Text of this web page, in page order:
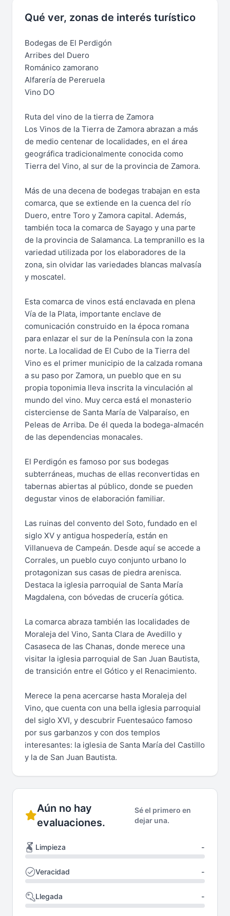
Qué ver, zonas de interés turístico
Bodegas de El Perdigón
Arribes del Duero
Románico zamorano
Alfarería de Pereruela
Vino DO
Ruta del vino de la tierra de Zamora
Los Vinos de la Tierra de Zamora abrazan a más
de medio centenar de localidades, en el área
geográfica tradicionalmente conocida como
Tierra del Vino, al sur de la provincia de Zamora.
Más de una decena de bodegas trabajan en esta
comarca, que se extiende en la cuenca del río
Duero, entre Toro y Zamora capital. Además,
también toca la comarca de Sayago y una parte
de la provincia de Salamanca. La tempranillo es la
variedad utilizada por los elaboradores de la
zona, sin olvidar las variedades blancas malvasía
y moscatel.
Esta comarca de vinos está enclavada en plena
Vía de la Plata, importante enclave de
comunicación construido en la época romana
para enlazar el sur de la Península con la zona
norte. La localidad de El Cubo de la Tierra del
Vino es el primer municipio de la calzada romana
a su paso por Zamora, un pueblo que en su
propia toponimia lleva inscrita la vinculación al
mundo del vino. Muy cerca está el monasterio
cisterciense de Santa María de Valparaíso, en
Peleas de Arriba. De él queda la bodega-almacén
de las dependencias monacales.
El Perdigón es famoso por sus bodegas
subterráneas, muchas de ellas reconvertidas en
tabernas abiertas al público, donde se pueden
degustar vinos de elaboración familiar.
Las ruinas del convento del Soto, fundado en el
siglo XV y antigua hospedería, están en
Villanueva de Campeán. Desde aquí se accede a
Corrales, un pueblo cuyo conjunto urbano lo
protagonizan sus casas de piedra arenisca.
Destaca la iglesia parroquial de Santa María
Magdalena, con bóvedas de crucería gótica.
La comarca abraza también las localidades de
Moraleja del Vino, Santa Clara de Avedillo y
Casaseca de las Chanas, donde merece una
visitar la iglesia parroquial de San Juan Bautista,
de transición entre el Gótico y el Renacimiento.
Merece la pena acercarse hasta Moraleja del
Vino, que cuenta con una bella iglesia parroquial
del siglo XVI, y descubrir Fuentesaúco famoso
por sus garbanzos y con dos templos
interesantes: la iglesia de Santa María del Castillo
y la de San Juan Bautista.
Aún no hay
evaluaciones.
Sé el primero en
dejar una.
Limpieza -
Veracidad -
Llegada -